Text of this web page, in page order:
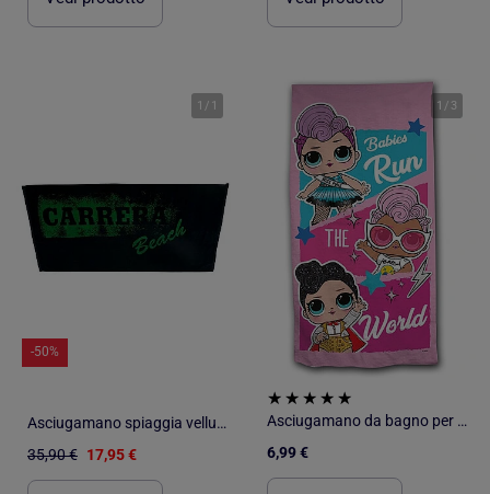
1 / 1
-50%
Asciugamano spiaggia velluto CARRERA
35,90 € 17,95 €
1 / 3
Asciugamano da bagno per bambini in cotone - Babies Run The World
6,99 €